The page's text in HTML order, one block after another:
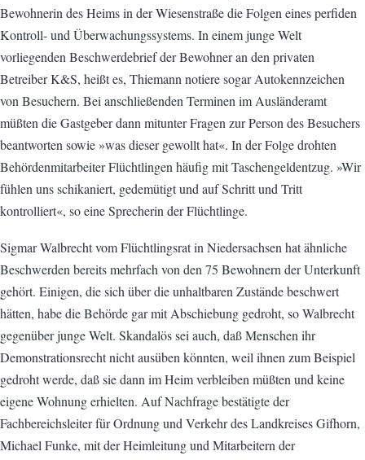
Bewohnerin des Heims in der Wiesenstraße die Folgen eines perfiden
Kontroll- und Überwachungssystems. In einem junge Welt
vorliegenden Beschwerdebrief der Bewohner an den privaten
Betreiber K&S, heißt es, Thiemann notiere sogar Autokennzeichen
von Besuchern. Bei anschließenden Terminen im Ausländeramt
müßten die Gastgeber dann mitunter Fragen zur Person des Besuchers
beantworten sowie »was dieser gewollt hat«. In der Folge drohten
Behördenmitarbeiter Flüchtlingen häufig mit Taschengeldentzug. »Wir
fühlen uns schikaniert, gedemütigt und auf Schritt und Tritt
kontrolliert«, so eine Sprecherin der Flüchtlinge.
Sigmar Walbrecht vom Flüchtlingsrat in Niedersachsen hat ähnliche
Beschwerden bereits mehrfach von den 75 Bewohnern der Unterkunft
gehört. Einigen, die sich über die unhaltbaren Zustände beschwert
hätten, habe die Behörde gar mit Abschiebung gedroht, so Walbrecht
gegenüber junge Welt. Skandalös sei auch, daß Menschen ihr
Demonstrationsrecht nicht ausüben könnten, weil ihnen zum Beispiel
gedroht werde, daß sie dann im Heim verbleiben müßten und keine
eigene Wohnung erhielten. Auf Nachfrage bestätigte der
Fachbereichsleiter für Ordnung und Verkehr des Landkreises Gifhorn,
Michael Funke, mit der Heimleitung und Mitarbeitern der